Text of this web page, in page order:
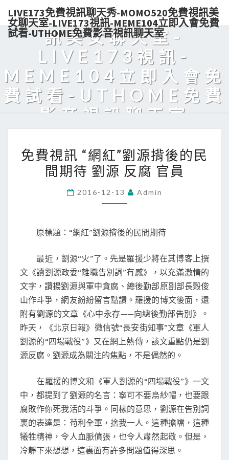
LIVE173免費視訊聊天秀-MOMO520免費視訊美
女聊天室-LIVE173視訊-MEME104立即入會免費
試看-UTHOME免費影音視訊聊天室
秀-MOMO520免費視
訊美女聊天室-
LIVE173視訊-
MEME104立即入會免
費試看-UTHOME免費
影音視訊聊天室
費
視
劉
揹
後
的
民
間
期
待
劉
反
腐
官
員
免費視訊 “網紅”劉源揹後的民
間期待 劉源 反腐 官員
2016-12-13 Admin
原標題：“網紅”劉源揹後的民間期待
最近，劉源“火”了。先是羅援少將在其博客上撰
文《讀劉源政委“離職告別詞”有感》，以充滿激情的
文字，讚揚劉源與軍中貪腐、總後勤部原副部長穀俊
山作斗爭，網友紛紛留言點讚。羅援的博文後面，還
附有劉源的文章《心中永存——向總後勤部告別》。
昨天，《北京日報》微信號“長安街知事”文章《軍人
劉源的“四場戰役”》又在網上熱傳，該文重點仍是劉
源反腐。劉源成為關注的焦點，不是偶然的。
在羅援的博文和《軍人劉源的“四場戰役”》一文
中，都提到了劉源的名言：寧可不要烏紗帽，也要跟
腐敗作你死我活的斗爭。同樣的意思，劉源在告別詞
裏的表達是：苟利全軍，捨我一人。這種擔噹，這種
犧牲精神，令人血脈僨張，也令人肅然起敬。但是，
冷靜下來想想，這裏面有許多問題值得深思。